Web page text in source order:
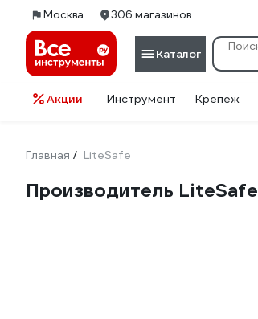
Москва 306 магазинов
Каталог
Акции Инструмент Крепеж
Главная / LiteSafe
Производитель LiteSafe